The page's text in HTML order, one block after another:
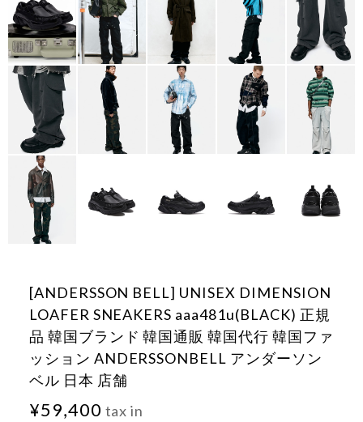
[ANDERSSON BELL] UNISEX DIMENSION
LOAFER SNEAKERS aaa481u(BLACK) 正規
品 韓国ブランド 韓国通販 韓国代行 韓国ファ
ッション ANDERSSONBELL アンダーソン
ベル 日本 店舗
¥59,400 tax in